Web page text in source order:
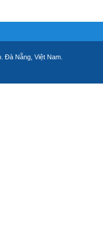
Đà Nẵng, Việt Nam.